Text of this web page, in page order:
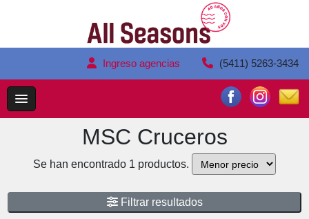
Ingreso agencias (5411) 5263-3434
MSC Cruceros
Se han encontrado 1 productos.
Filtrar resultados